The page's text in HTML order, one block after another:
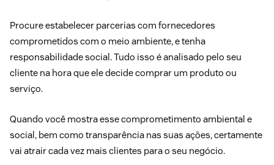
Procure estabelecer parcerias com fornecedores
comprometidos com o meio ambiente, e tenha
responsabilidade social. Tudo isso é analisado pelo seu
cliente na hora que ele decide comprar um produto ou
serviço.
Quando você mostra esse comprometimento ambiental e
social, bem como transparência nas suas ações, certamente
vai atrair cada vez mais clientes para o seu negócio.